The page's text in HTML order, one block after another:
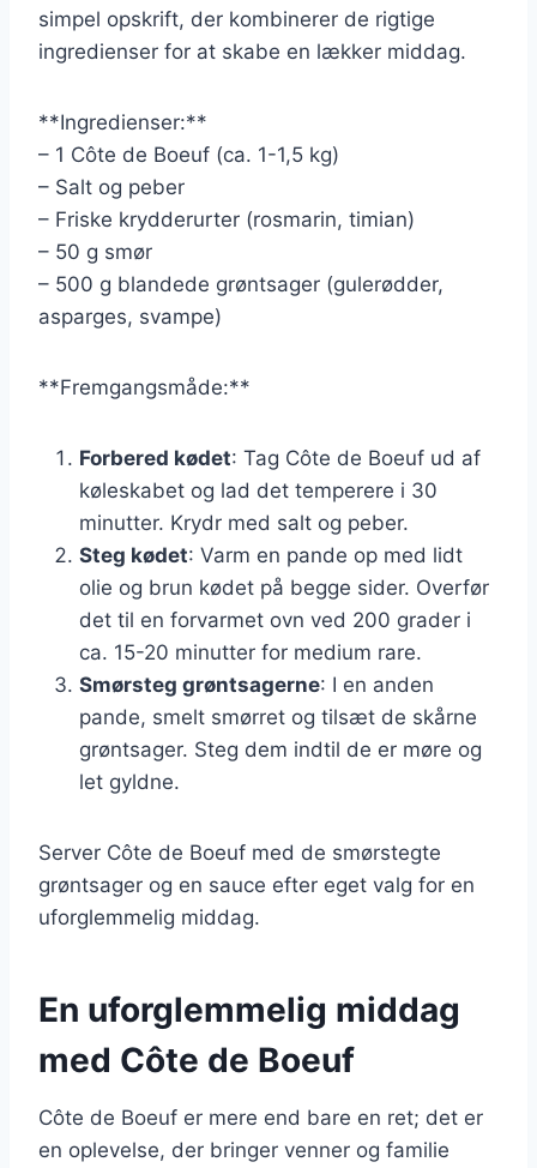
simpel opskrift, der kombinerer de rigtige
ingredienser for at skabe en lækker middag.
**Ingredienser:**
– 1 Côte de Boeuf (ca. 1-1,5 kg)
– Salt og peber
– Friske krydderurter (rosmarin, timian)
– 50 g smør
– 500 g blandede grøntsager (gulerødder,
asparges, svampe)
**Fremgangsmåde:**
Forbered kødet: Tag Côte de Boeuf ud af
køleskabet og lad det temperere i 30
minutter. Krydr med salt og peber.
Steg kødet: Varm en pande op med lidt
olie og brun kødet på begge sider. Overfør
det til en forvarmet ovn ved 200 grader i
ca. 15-20 minutter for medium rare.
Smørsteg grøntsagerne: I en anden
pande, smelt smørret og tilsæt de skårne
grøntsager. Steg dem indtil de er møre og
let gyldne.
Server Côte de Boeuf med de smørstegte
grøntsager og en sauce efter eget valg for en
uforglemmelig middag.
En uforglemmelig middag
med Côte de Boeuf
Côte de Boeuf er mere end bare en ret; det er
en oplevelse, der bringer venner og familie